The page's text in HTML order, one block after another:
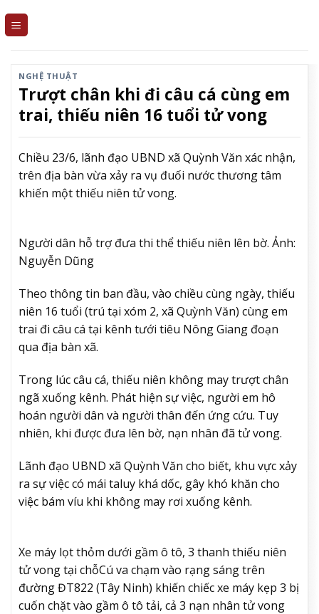
NGHỆ THUẬT
Trượt chân khi đi câu cá cùng em
trai, thiếu niên 16 tuổi tử vong
Chiều 23/6, lãnh đạo UBND xã Quỳnh Văn xác nhận,
trên địa bàn vừa xảy ra vụ đuối nước thương tâm
khiến một thiếu niên tử vong.
Người dân hỗ trợ đưa thi thể thiếu niên lên bờ. Ảnh:
Nguyễn Dũng
Theo thông tin ban đầu, vào chiều cùng ngày, thiếu
niên 16 tuổi (trú tại xóm 2, xã Quỳnh Văn) cùng em
trai đi câu cá tại kênh tưới tiêu Nông Giang đoạn
qua địa bàn xã.
Trong lúc câu cá, thiếu niên không may trượt chân
ngã xuống kênh. Phát hiện sự việc, người em hô
hoán người dân và người thân đến ứng cứu. Tuy
nhiên, khi được đưa lên bờ, nạn nhân đã tử vong.
Lãnh đạo UBND xã Quỳnh Văn cho biết, khu vực xảy
ra sự việc có mái taluy khá dốc, gây khó khăn cho
việc bám víu khi không may rơi xuống kênh.
Xe máy lọt thỏm dưới gầm ô tô, 3 thanh thiếu niên
tử vong tại chỗCú va chạm vào rạng sáng trên
đường ĐT822 (Tây Ninh) khiến chiếc xe máy kẹp 3 bị
cuốn chặt vào gầm ô tô tải, cả 3 nạn nhân tử vong